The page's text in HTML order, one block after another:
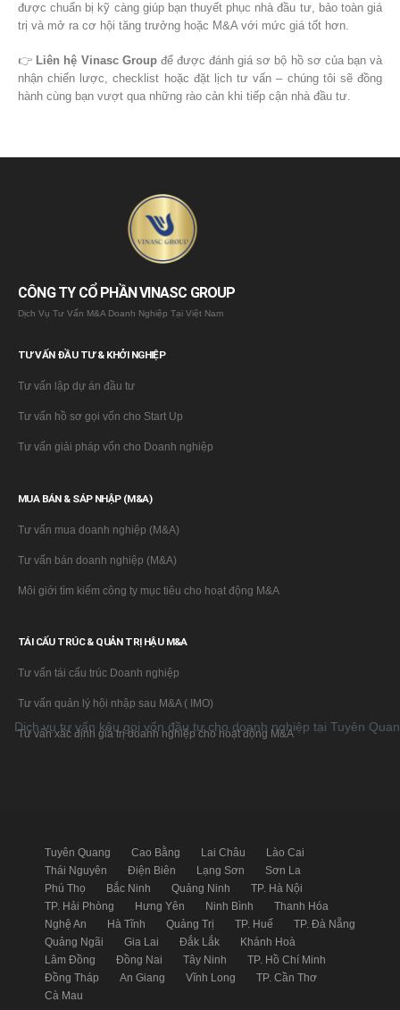
được chuẩn bị kỹ càng giúp bạn thuyết phục nhà đầu tư, bảo toàn giá
trị và mở ra cơ hội tăng trưởng hoặc M&A với mức giá tốt hơn.
👉 Liên hệ Vinasc Groupđể được đánh giá sơ bộ hồ sơ của bạn và
nhận chiến lược, checklist hoặc đặt lịch tư vấn – chúng tôi sẽ đồng
hành cùng bạn vượt qua những rào cản khi tiếp cận nhà đầu tư.
CÔNG TY CỔ PHẦN VINASC GROUP
Dịch Vụ Tư Vấn M&A Doanh Nghiệp Tại Việt Nam
TƯ VẤN ĐẦU TƯ & KHỞI NGHIỆP
Tư vấn lập dự án đầu tư
Tư vấn hồ sơ gọi vốn cho Start Up
Tư vấn giải pháp vốn cho Doanh nghiệp
MUA BÁN & SÁP NHẬP (M&A)
Tư vấn mua doanh nghiệp (M&A)
Tư vấn bán doanh nghiệp (M&A)
Môi giới tìm kiếm công ty mục tiêu cho hoạt động M&A
TÁI CẤU TRÚC & QUẢN TRỊ HẬU M&A
Tư vấn tái cấu trúc Doanh nghiệp
Tư vấn quản lý hội nhập sau M&A ( IMO)
Tư vấn xác định giá trị doanh nghiệp cho hoạt động M&A
kêu gọi vốn đầu tư cho doanh nghiệp tại Tuyên Quang Dịch
Tuyên Quang Cao Bằng Lai Châu
Lào Cai
Thái Nguyên
Điện Biên Lạng Sơn
Sơn La
Phú Thọ
Bắc Ninh Quảng Ninh
TP. Hà Nội
TP. Hải Phòng
Hưng Yên Ninh Bình
Thanh Hóa
Nghệ An
Hà Tĩnh Quảng Trị TP. Huế
TP. Đà Nẵng
Quảng Ngãi
Gia Lai Đắk Lắk
Khánh Hoà
Lâm Đồng
Đồng Nai Tây Ninh
TP. Hồ Chí Minh
Đồng Tháp
An Giang Vĩnh Long
TP. Cần Thơ
Cà Mau